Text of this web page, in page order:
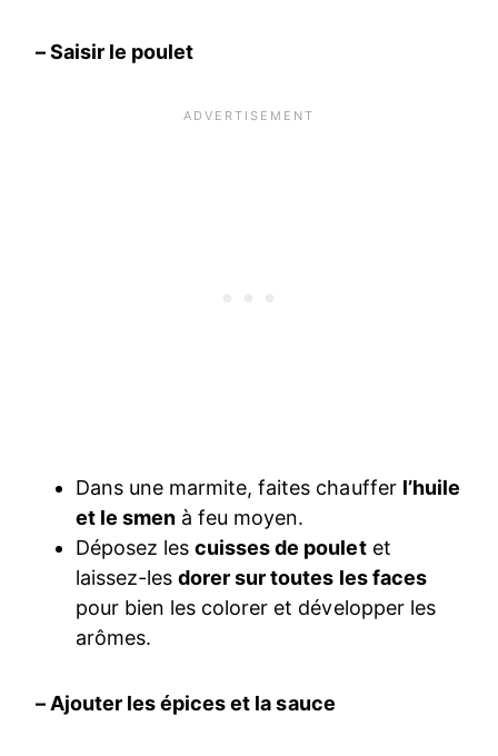
– Saisir le poulet
Dans une marmite, faites chauffer l’huile
et le smen à feu moyen.
Déposez lescuisses de pouletet
laissez-lesdorer sur toutes les faces
pour bien les colorer et développer les
arômes.
– Ajouter les épices et la sauce